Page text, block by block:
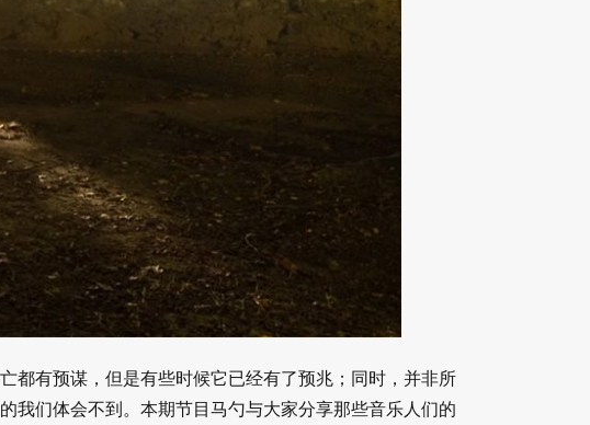
都有预谋，但是有些时候它已经有了预兆；同时，并非所
我们体会不到。本期节目马勺与大家分享那些音乐人们的